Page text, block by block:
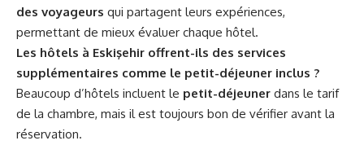
des voyageurs qui partagent leurs expériences,
permettant de mieux évaluer chaque hôtel.
Les hôtels à Eskişehir offrent-ils des services
supplémentaires comme le petit-déjeuner inclus ?
Beaucoup d’hôtels incluent le petit-déjeuner dans le tarif
de la chambre, mais il est toujours bon de vérifier avant la
réservation.